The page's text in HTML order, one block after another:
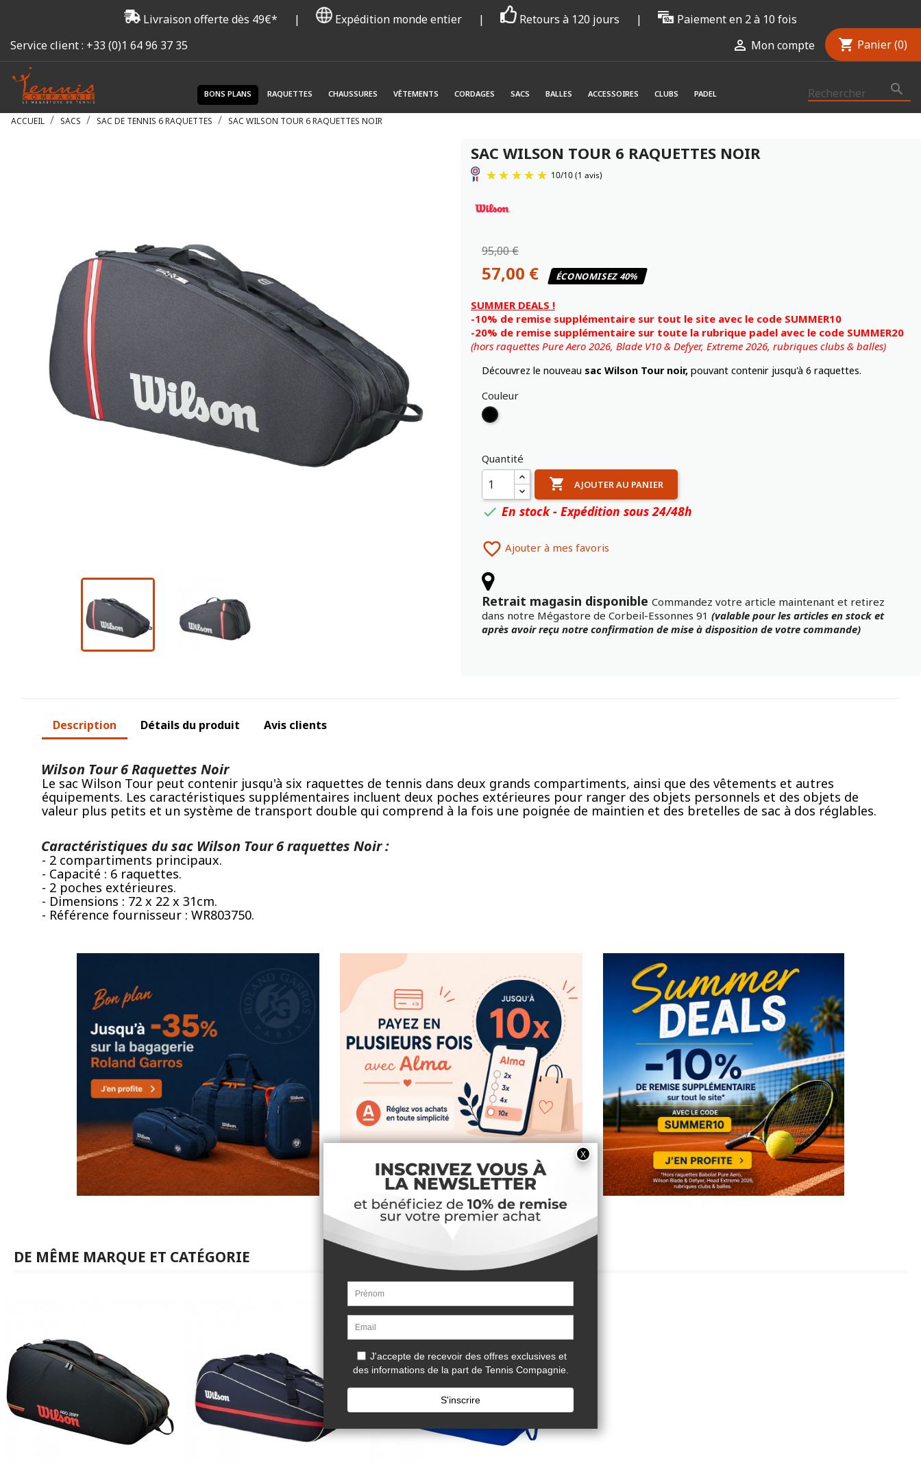
Livraison offerte dès 49€* | Expédition monde entier | Retours à 120 jours |
Paiement en 2 à 10 fois
Service client : +33 (0)1 64 96 37 35  Mon compte shopping_cart Panier (0)

BONS PLANS RAQUETTES CHAUSSURES VÊTEMENTS CORDAGES SACS BALLES ACCESSOIRES CLUBS PADEL
ACCUEIL SACS SAC DE TENNIS 6 RAQUETTES SAC WILSON TOUR 6 RAQUETTES NOIR
SAC WILSON TOUR 6 RAQUETTES NOIR
95,00 €
57,00 € ÉCONOMISEZ 40%
SUMMER DEALS !
-10% de remise supplémentaire sur tout le site avec le code SUMMER10
-20% de remise supplémentaire sur toute la rubrique padel avec le code SUMMER20
(hors raquettes Pure Aero 2026, Blade V10 & Defyer, Extreme 2026, rubriques clubs & balles)
Découvrez le nouveau sac Wilson Tour noir, pouvant contenir jusqu'à 6 raquettes.
Couleur
Noir
Quantité
 AJOUTER AU PANIER
 En stock - Expédition sous 24/48h
 Ajouter à mes favoris
Retrait magasin disponible Commandez votre article maintenant et retirez
dans notre Mégastore de Corbeil-Essonnes 91 (valable pour les articles en stock et
après avoir reçu notre confirmation de mise à disposition de votre commande)
Description Détails du produit Avis clients
Wilson Tour 6 Raquettes Noir
Le sac Wilson Tour peut contenir jusqu'à six raquettes de tennis dans deux grands compartiments, ainsi que des vêtements et autres
équipements. Les caractéristiques supplémentaires incluent deux poches extérieures pour ranger des objets personnels et des objets de
valeur plus petits et un système de transport double qui comprend à la fois une poignée de maintien et des bretelles de sac à dos réglables.
Caractéristiques du sac Wilson Tour 6 raquettes Noir :
- 2 compartiments principaux.
- Capacité : 6 raquettes.
- 2 poches extérieures.
- Dimensions : 72 x 22 x 31cm.
- Référence fournisseur : WR803750.
DE MÊME MARQUE ET CATÉGORIE